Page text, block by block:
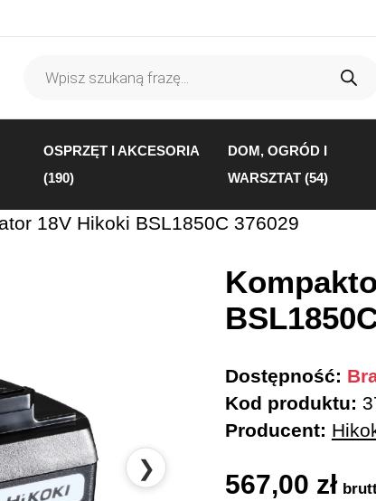
produktów
OSPRZĘT I AKCESORIA
(190)
DOM, OGRÓD I
WARSZTAT (54)
18V Hikoki BSL1850C 376029
❯
Dostępność:
Kod produktu:
Producent:
567,00 zł